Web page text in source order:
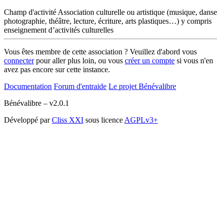
Champ d'activité Association culturelle ou artistique (musique, danse
photographie, théâtre, lecture, écriture, arts plastiques…) y compris
enseignement d’activités culturelles
Vous êtes membre de cette association ? Veuillez d'abord vous
connecterpour aller plus loin, ou vous créer un compte si vous n'en
avez pas encore sur cette instance.
Documentation Forum d'entraide Le projet Bénévalibre
Bénévalibre – v2.0.1
Développé parCliss XXI sous licence AGPLv3+